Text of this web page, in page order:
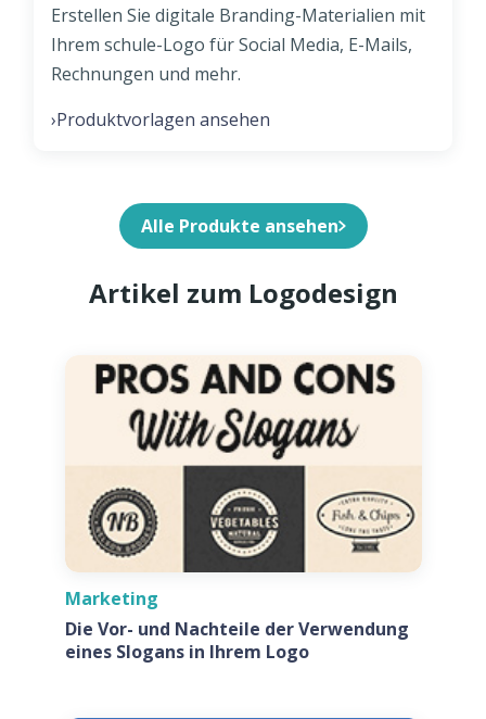
Erstellen Sie digitale Branding-Materialien mit
Ihrem schule-Logo für Social Media, E-Mails,
Rechnungen und mehr.
›Produktvorlagen ansehen
Alle Produkte ansehen
Artikel zum Logodesign
Marketing
Die Vor- und Nachteile der Verwendung
eines Slogans in Ihrem Logo